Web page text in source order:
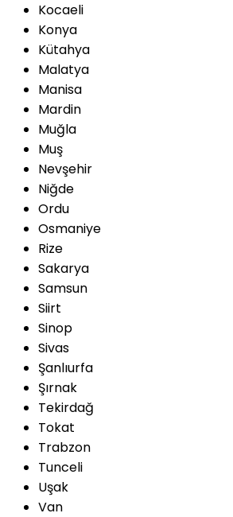
Kocaeli
Konya
Kütahya
Malatya
Manisa
Mardin
Muğla
Muş
Nevşehir
Niğde
Ordu
Osmaniye
Rize
Sakarya
Samsun
Siirt
Sinop
Sivas
Şanlıurfa
Şırnak
Tekirdağ
Tokat
Trabzon
Tunceli
Uşak
Van